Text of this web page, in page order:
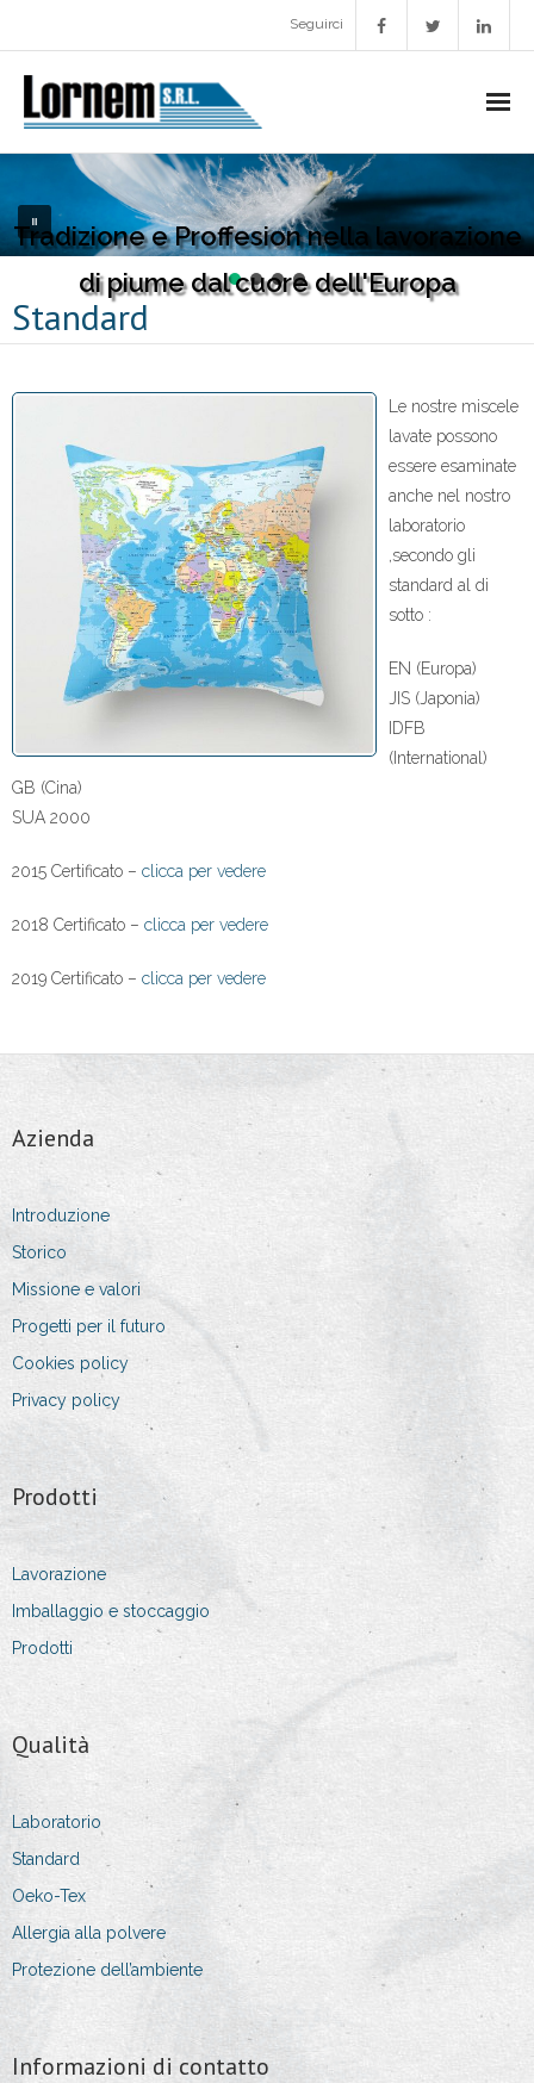
Seguirci
Tradizione e Proffesion nella lavorazione
di piume dal cuore dell'Europa
La Nostra Società
- Introduzione
- Storico
- Missione e valori
- Progetti per il futuro
Produzione
- Lavorazione
- Imballaggio e stoccaggio
- Prodotti
Qualità
- Standard
- Proprietario e Direttore Esecutivo
- Direttore Vendite
- Coordonator Vanzari si Logistica
- Capo Direzione Acquisti
Informazioni Di Contatto
- Indirizzi
- Detagli di contatto
- Intestazione dell’azienda
Standard
Le nostre miscele
lavate possono
essere esaminate
anche nel nostro
laboratorio
,secondo gli
standard al di
sotto :
EN (Europa)
JIS (Japonia)
IDFB
(International)
GB (Cina)
SUA 2000
2015 Certificato – clicca per vedere
2018 Certificato – clicca per vedere
2019 Certificato – clicca per vedere
Azienda
Introduzione
Storico
Missione e valori
Progetti per il futuro
Cookies policy
Privacy policy
Prodotti
Lavorazione
Imballaggio e stoccaggio
Prodotti
Qualità
Laboratorio
Standard
Oeko-Tex
Allergia alla polvere
Protezione dell’ambiente
Informazioni di contatto